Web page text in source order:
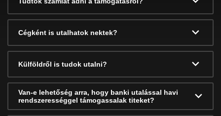
Cégként is utalhatok nektek?
Külföldről is tudok utalni?
Van-e lehetőség arra, hogy banki utalással havi
rendszerességgel támogassalak titeket?